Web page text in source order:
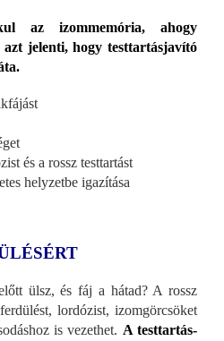
az izommemória, ahogy
jelenti, hogy testtartásjavító
és a rossz testtartást
helyzetbe igazítása
ülsz, és fáj a hátad? A rossz
lordózist, izomgörcsöket
is vezethet. A testtartás-